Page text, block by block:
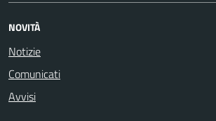
NOVITÀ
Notizie
Comunicati
Avvisi